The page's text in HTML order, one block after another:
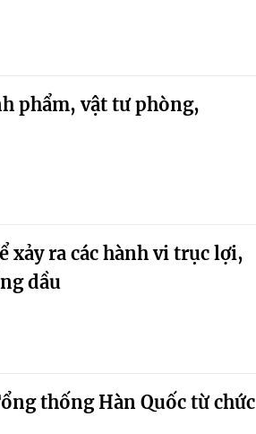
phẩm, vật tư phòng,
xảy ra các hành vi trục lợi,
dầu
thống Hàn Quốc từ chức